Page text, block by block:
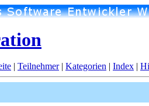
| Teilnehmer| Kategorien | Index |